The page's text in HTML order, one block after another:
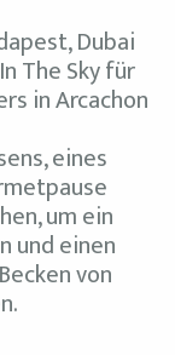
Dubai
The Sky für
in Arcachon
eines
um ein
und einen
von